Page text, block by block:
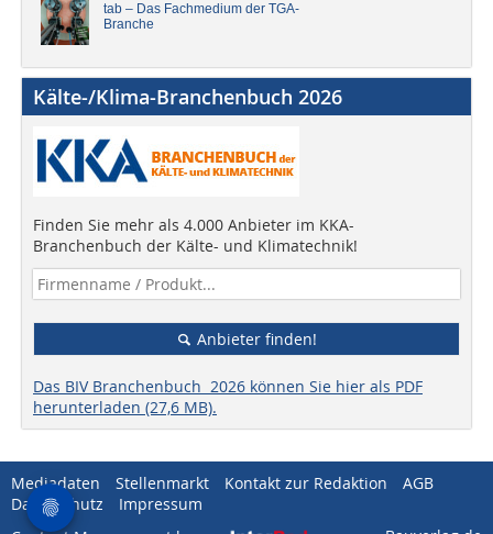
tab – Das Fachmedium der TGA-
Branche
Kälte-/Klima-Branchenbuch 2026
Finden Sie mehr als 4.000 Anbieter im KKA-
Branchenbuch der Kälte- und Klimatechnik!
Anbieter finden!
Das BIV Branchenbuch 2026 können Sie hier als PDF
herunterladen (27,6 MB).
Mediadaten Stellenmarkt Kontakt zur Redaktion
AGB
Datenschutz
Impressum